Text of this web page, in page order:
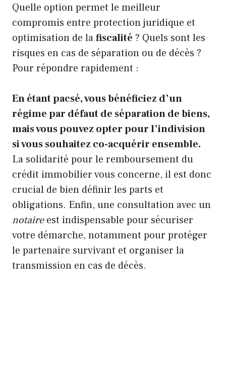
Quelle option permet le meilleur
compromis entre protection juridique et
optimisation de lafiscalité ? Quels sont les
risques en cas de séparation ou de décès ?
Pour répondre rapidement :
En étant pacsé, vous bénéficiez d’un
régime par défaut de séparation de biens,
mais vous pouvez opter pour l’indivision
si vous souhaitez co-acquérir ensemble.
La solidarité pour le remboursement du
crédit immobilier vous concerne, il est donc
crucial de bien définir les parts et
obligations. Enfin, une consultation avec un
notaireest indispensable pour sécuriser
votre démarche, notamment pour protéger
le partenaire survivant et organiser la
transmission en cas de décès.